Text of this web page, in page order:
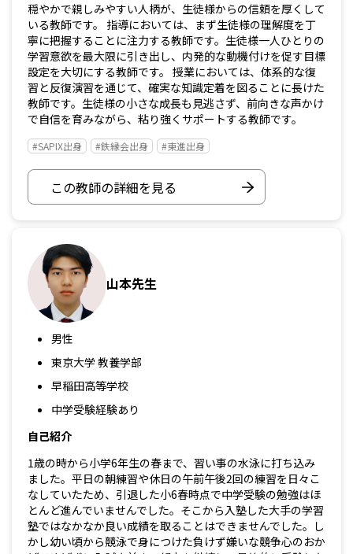
穏やかで親しみやすい人柄が、生徒様からの信頼を厚くして
いる教師です。 指導においては、まず生徒様の理解度を丁
寧に把握することに注力する教師です。生徒様一人ひとりの
学習意欲を最大限に引き出し、内発的な動機付けを促す目標
設定を大切にする教師です。 授業においては、体系的な復
習と反復演習を通じて、確実な知識定着を図ることに長けた
教師です。生徒様の小さな成長も見逃さず、前向きな声かけ
で自信を育みながら、粘り強くサポートする教師です。
#SAPIX出身 #鉄縁会出身 #東進出身
この教師の詳細を見る
山本先生
男性
東京大学 教養学部
早稲田高等学校
中学受験経験あり
自己紹介
1歳の時から小学6年生の春まで、習い事の水泳に打ち込み
ました。平日の朝練習や休日の午前午後2回の練習を日々こ
なしていたため、引退した小6春時点で中学受験の勉強はほ
とんど進んでいませんでした。そこから入塾した大手の学習
塾ではなかなか良い成績を取ることはできませんでした。し
かし幼い頃から競泳で身につけた負けず嫌いな競争心のおか